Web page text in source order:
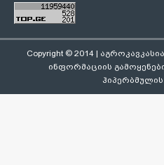
Copyright © 2014 |
ინფორმაციის